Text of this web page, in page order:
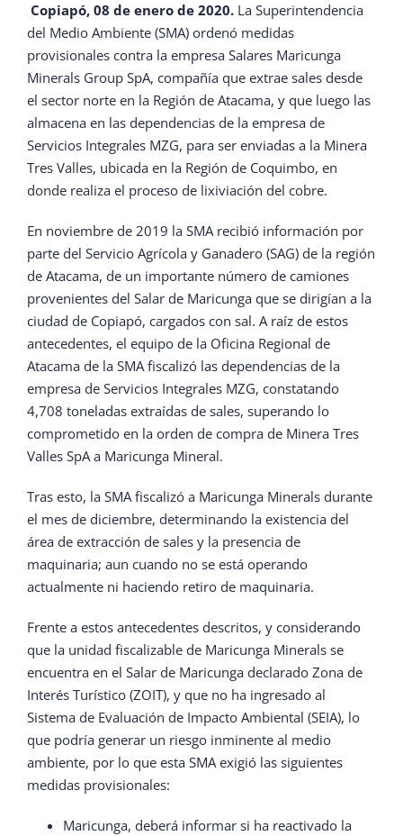
Copiapó, 08 de enero de 2020. La Superintendencia
del Medio Ambiente (SMA) ordenó medidas
provisionales contra la empresa Salares Maricunga
Minerals Group SpA, compañía que extrae sales desde
el sector norte en la Región de Atacama, y que luego las
almacena en las dependencias de la empresa de
Servicios Integrales MZG, para ser enviadas a la Minera
Tres Valles, ubicada en la Región de Coquimbo, en
donde realiza el proceso de lixiviación del cobre.
En noviembre de 2019 la SMA recibió información por
parte del Servicio Agrícola y Ganadero (SAG) de la región
de Atacama, de un importante número de camiones
provenientes del Salar de Maricunga que se dirigían a la
ciudad de Copiapó, cargados con sal. A raíz de estos
antecedentes, el equipo de la Oficina Regional de
Atacama de la SMA fiscalizó las dependencias de la
empresa de Servicios Integrales MZG, constatando
4,708 toneladas extraídas de sales, superando lo
comprometido en la orden de compra de Minera Tres
Valles SpA a Maricunga Mineral.
Tras esto, la SMA fiscalizó a Maricunga Minerals durante
el mes de diciembre, determinando la existencia del
área de extracción de sales y la presencia de
maquinaria; aun cuando no se está operando
actualmente ni haciendo retiro de maquinaria.
Frente a estos antecedentes descritos, y considerando
que la unidad fiscalizable de Maricunga Minerals se
encuentra en el Salar de Maricunga declarado Zona de
Interés Turístico (ZOIT), y que no ha ingresado al
Sistema de Evaluación de Impacto Ambiental (SEIA), lo
que podría generar un riesgo inminente al medio
ambiente, por lo que esta SMA exigió las siguientes
medidas provisionales:
Maricunga, deberá informar si ha reactivado la